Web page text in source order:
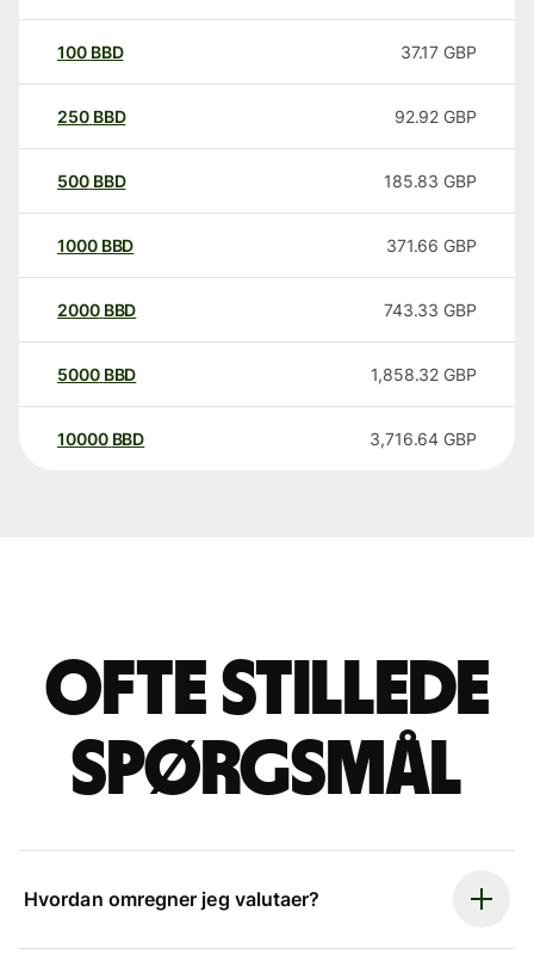
100 BBD 37.17 GBP
250 BBD 92.92 GBP
500 BBD 185.83 GBP
1000 BBD 371.66 GBP
2000 BBD 743.33 GBP
5000 BBD 1,858.32 GBP
10000 BBD 3,716.64 GBP
Ofte stillede
spørgsmål
Hvordan omregner jeg valutaer?